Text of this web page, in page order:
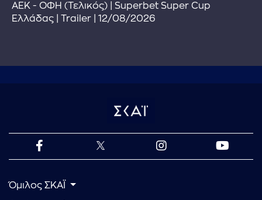
ΑΕΚ - ΟΦΗ (Τελικός) | Superbet Super Cup
Ελλάδας | Trailer | 12/08/2026
Όμιλος ΣΚΑΪ